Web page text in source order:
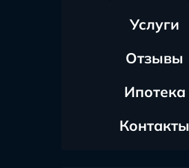
Услуги
Отзывы
Ипотека
Контакты